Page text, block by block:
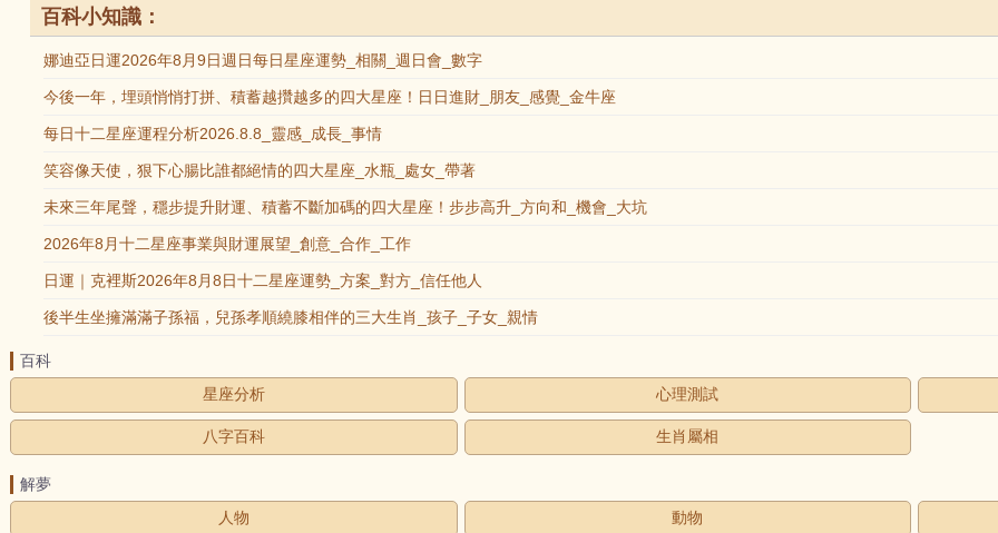
百科小知識：
娜迪亞日運2026年8月9日週日每日星座運勢_相關_週日會_數字
今後一年，埋頭悄悄打拼、積蓄越攢越多的四大星座！日日進財_朋友_感覺_金牛座
每日十二星座運程分析2026.8.8_靈感_成長_事情
笑容像天使，狠下心腸比誰都絕情的四大星座_水瓶_處女_帶著
未來三年尾聲，穩步提升財運、積蓄不斷加碼的四大星座！步步高升_方向和_機會_大坑
2026年8月十二星座事業與財運展望_創意_合作_工作
日運｜克裡斯2026年8月8日十二星座運勢_方案_對方_信任他人
後半生坐擁滿滿子孫福，兒孫孝順繞膝相伴的三大生肖_孩子_子女_親情
百科
星座分析
心理測試
八字百科 生肖屬相
解夢
人物
動物